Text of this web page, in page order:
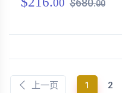
00 $680.00
上一页 1 (current)
2